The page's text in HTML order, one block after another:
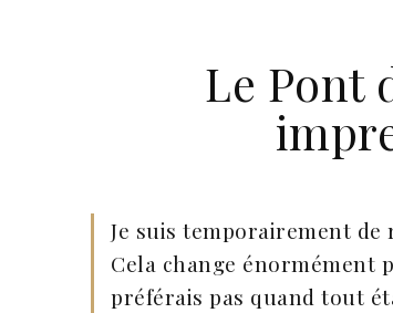
Le Pont
Je suis temporairement de
Cela change énormément
préférais pas quand tout